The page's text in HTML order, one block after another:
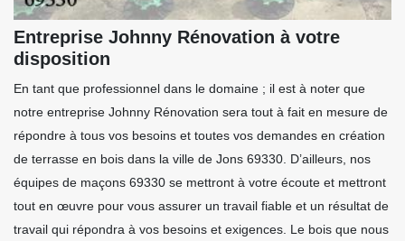
Entreprise Johnny Rénovation à votre
disposition
En tant que professionnel dans le domaine ; il est à noter que
notre entreprise Johnny Rénovation sera tout à fait en mesure de
répondre à tous vos besoins et toutes vos demandes en création
de terrasse en bois dans la ville de Jons 69330. D’ailleurs, nos
équipes de maçons 69330 se mettront à votre écoute et mettront
tout en œuvre pour vous assurer un travail fiable et un résultat de
travail qui répondra à vos besoins et exigences. Le bois que nous